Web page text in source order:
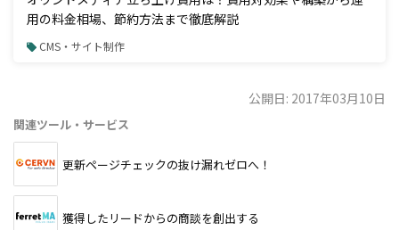
用の料金相場、節約方法まで徹底解説
CMS・サイト制作
公開日: 2017年03月10日
関連ツール・サービス
更新ページチェックの抜け漏れゼロへ！
獲得したリードからの商談を創出する